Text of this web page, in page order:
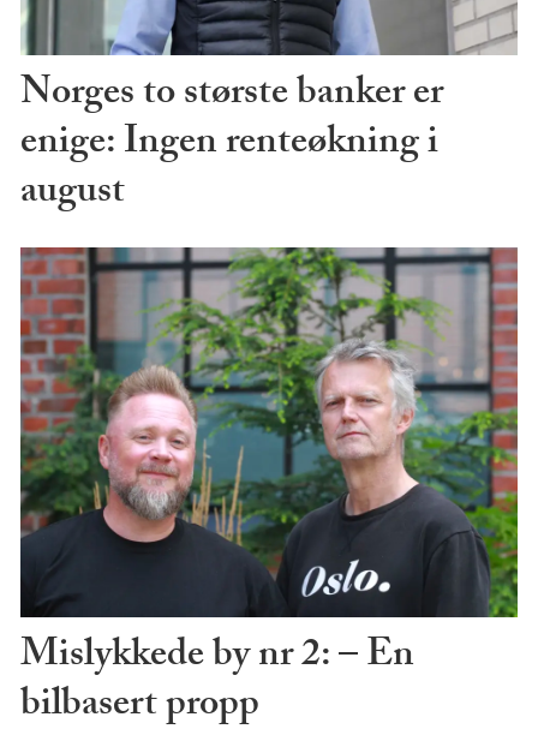
Norges to største banker er
enige: Ingen renteøkning i
august
Mislykkede by nr 2: – En
bilbasert propp